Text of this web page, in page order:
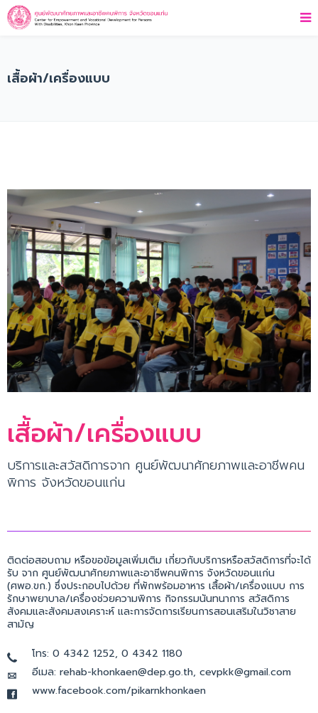
เสื้อผ้า/เครื่องแบบ
เสื้อผ้า/เครื่องแบบ
บริการและสวัสดิการจาก ศูนย์พัฒนาศักยภาพและอาชีพคน
พิการ จังหวัดขอนแก่น
ติดต่อสอบถาม หรือขอข้อมูลเพิ่มเติม เกี่ยวกับบริการหรือสวัสดิการที่จะได้
รับ จาก ศูนย์พัฒนาศักยภาพและอาชีพคนพิการ จังหวัดขอนแก่น
(ศพอ.ขก.) ซึ่งประกอบไปด้วย ที่พักพร้อมอาหาร เสื้อผ้า/เครื่องแบบ การ
รักษาพยาบาล/เครื่องช่วยความพิการ กิจกรรมนันทนาการ สวัสดิการ
สังคมและสังคมสงเคราะห์ และการจัดการเรียนการสอนเสริมในวิชาสาย
สามัญ
โทร: 0 4342 1252, 0 4342 1180
อีเมล: rehab-khonkaen@dep.go.th, cevpkk@gmail.com
www.facebook.com/pikarnkhonkaen